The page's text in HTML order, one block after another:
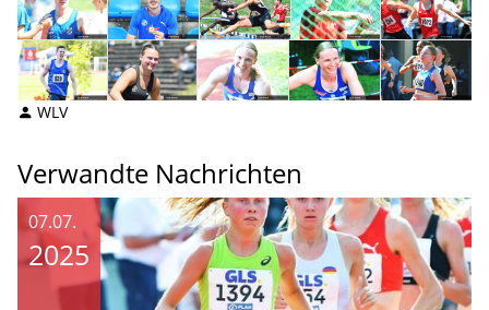
WLV
Verwandte Nachrichten
07.07.
2025